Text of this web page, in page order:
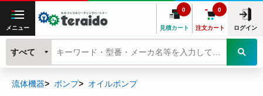
メニュー 見積カート
0
注文カート
0
ログイン
すべて
流体機器 ポンプ オイルポンプ